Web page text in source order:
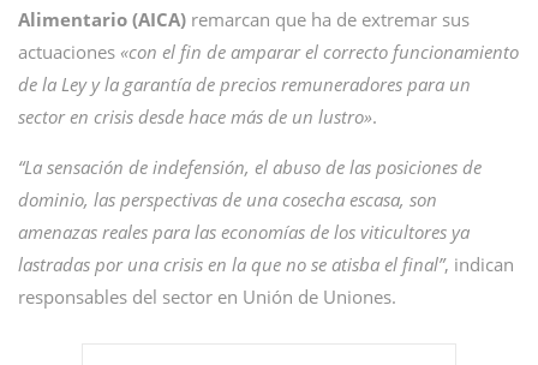
Alimentario (AICA) remarcan que ha de extremar sus
actuaciones «con el fin de amparar el correcto funcionamiento
de la Ley y la garantía de precios remuneradores para un
sector en crisis desde hace más de un lustro».
“La sensación de indefensión, el abuso de las posiciones de
dominio, las perspectivas de una cosecha escasa, son
amenazas reales para las economías de los viticultores ya
lastradas por una crisis en la que no se atisba el final”, indican
responsables del sector en Unión de Uniones.